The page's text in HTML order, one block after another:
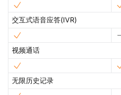
交互式语音应答(IVR)
视频通话
无限历史记录